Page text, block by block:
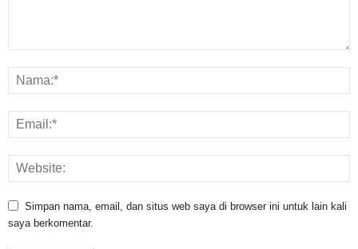
Simpan nama, email, dan situs web saya di browser ini untuk lain kali
saya berkomentar.